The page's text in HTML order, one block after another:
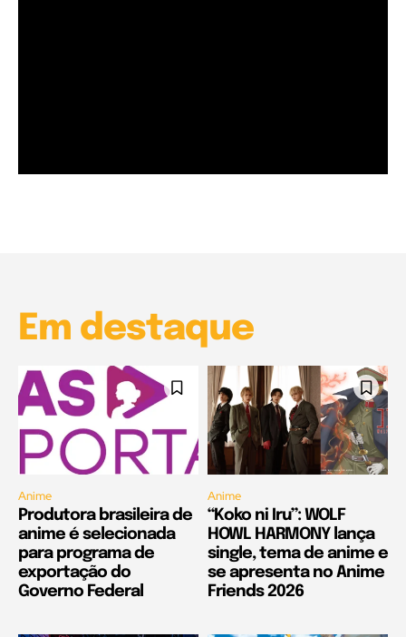
Em destaque
Anime
Produtora brasileira de
anime é selecionada
para programa de
exportação do
Governo Federal
Anime
“Koko ni Iru”: WOLF
HOWL HARMONY lança
single, tema de anime e
se apresenta no Anime
Friends 2026